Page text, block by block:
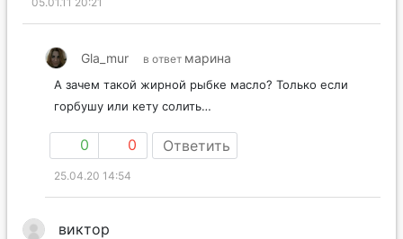
Gla_mur в ответ марина
А зачем такой жирной рыбке масло? Только если
горбушу или кету солить…
0 0 Ответить
25.04.20 14:54
виктор